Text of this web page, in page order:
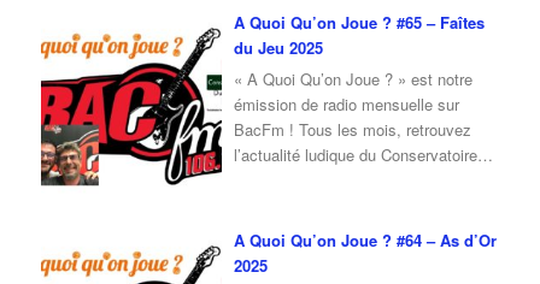
mois de Juin 2025, je reçois Fabrice
du Conservatoire du Jeu, qui vient
…
A Quoi Qu’on Joue ? #65 – Faîtes
du Jeu 2025
« A Quoi Qu’on Joue ? » est notre
émission de radio mensuelle sur
BacFm ! Tous les mois, retrouvez
l’actualité ludique du Conservatoire
mois d’Avril 2025, je reçois Fabrice
du Conservatoire du Jeu, qui vient
A Quoi Qu’on Joue ? #64 – As d’Or
2025